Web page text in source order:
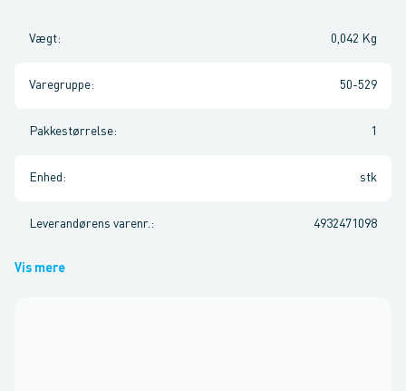
Vægt: 0,042 Kg
Varegruppe: 50-529
Pakkestørrelse: 1
Enhed : stk
Leverandørens varenr. : 4932471098
Vis mere